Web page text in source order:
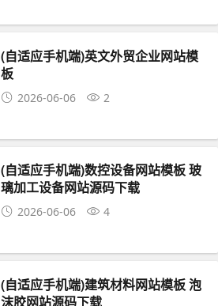
(自适应手机端)英文外贸企业网站模
板
2026-06-06 2
(自适应手机端)数控设备网站模板 玻
璃加工设备网站源码下载
2026-06-06 4
(自适应手机端)建筑材料网站模板 泡
沫胶网站源码下载